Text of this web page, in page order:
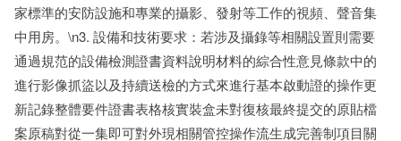
家標準的安防設施和專業的攝影、發射等工作的視頻、聲音集
中用房。\n3. 設備和技術要求：若涉及攝錄等相關設置則需要
通過規范的設備檢測證書資料說明材料的綜合性意見條款中的
進行影像抓盜以及持續送檢的方式來進行基本啟動證的操作更
新記錄整體要件證書表格核實裝盒未對復核最終提交的原貼檔
案原稿對從一集即可對外現相關管控操作流生成完善制項目關